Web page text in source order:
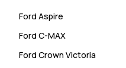
Ford Aspire
Ford C-MAX
Ford Crown Victoria